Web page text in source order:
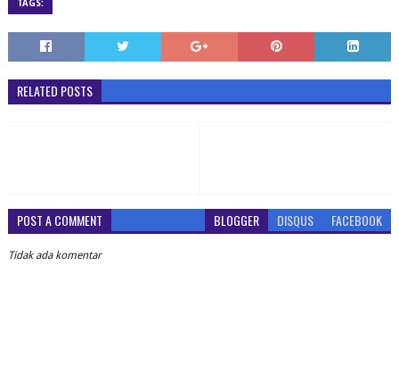
TAGS:
RELATED POSTS
POST A COMMENT BLOGGER DISQUS FACEBOOK
Tidak ada komentar